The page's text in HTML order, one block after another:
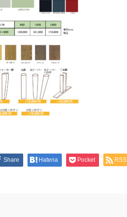
Share Hatena Pocket RSS